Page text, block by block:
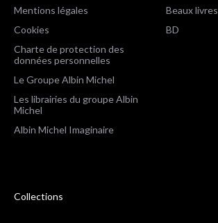
Mentions légales
Cookies
Charte de protection des
données personnelles
Le Groupe Albin Michel
Les librairies du groupe Albin
Michel
Albin Michel Imaginaire
Beaux livres
BD
Collections